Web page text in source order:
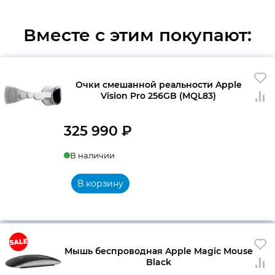
Вместе с этим покупают:
Очки смешанной реальности Apple
Vision Pro 256GB (MQL83)
325 990 ₽
В наличии
В корзину
Мышь беспроводная Apple Magic Mouse
Black